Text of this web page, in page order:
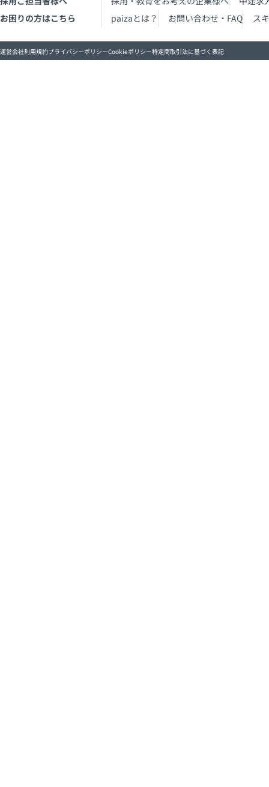
お困りの方はこちら
paizaとは？ お問い合わせ・FAQ ス
運営会社利用規約プライバシーポリシーCookieポリシー特定商取引法に基づく表記